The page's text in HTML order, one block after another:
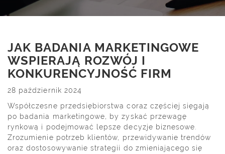
JAK BADANIA MARKETINGOWE
WSPIERAJĄ ROZWÓJ I
KONKURENCYJNOŚĆ FIRM
28 październik 2024
Współczesne przedsiębiorstwa coraz częściej sięgają
po badania marketingowe, by zyskać przewagę
rynkową i podejmować lepsze decyzje biznesowe.
Zrozumienie potrzeb klientów, przewidywanie trendów
oraz dostosowywanie strategii do zmieniającego się